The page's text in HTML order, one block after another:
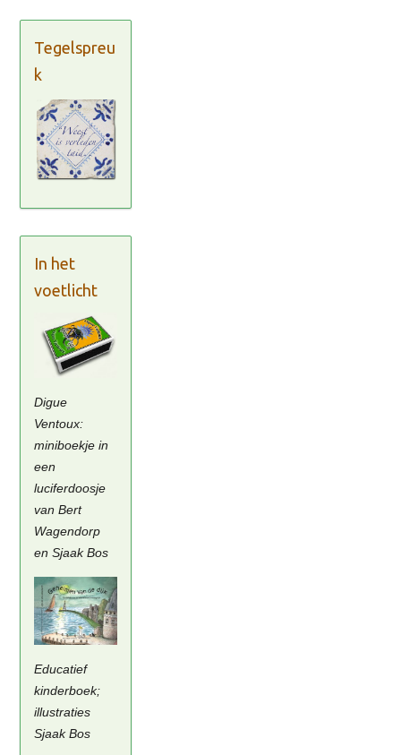
Tegelspreu
k
In het
voetlicht
Digue
Ventoux:
miniboekje in
een
luciferdoosje
van Bert
Wagendorp
en Sjaak Bos
Educatief
kinderboek;
illustraties
Sjaak Bos